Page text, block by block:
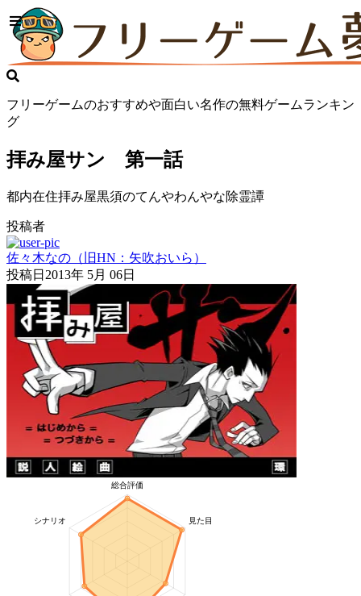
フリーゲームのおすすめや面白い名作の無料ゲームランキン
グ
拝み屋サン 第一話
都内在住拝み屋黒須のてんやわんやな除霊譚
投稿者
佐々木なの（旧HN：矢吹おいら）
投稿日 2013年 5月 06日